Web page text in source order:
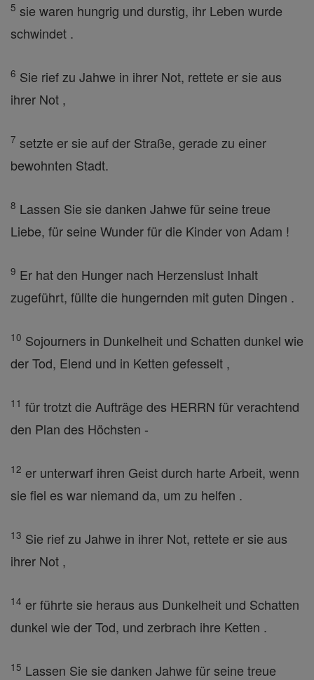
5 sie waren hungrig und durstig, ihr Leben wurde
schwindet .
6 Sie rief zu Jahwe in ihrer Not, rettete er sie aus
ihrer Not ,
7 setzte er sie auf der Straße, gerade zu einer
bewohnten Stadt.
8 Lassen Sie sie danken Jahwe für seine treue
Liebe, für seine Wunder für die Kinder von Adam !
9 Er hat den Hunger nach Herzenslust Inhalt
zugeführt, füllte die hungernden mit guten Dingen .
10 Sojourners in Dunkelheit und Schatten dunkel wie
der Tod, Elend und in Ketten gefesselt ,
11 für trotzt die Aufträge des HERRN für verachtend
den Plan des Höchsten -
12 er unterwarf ihren Geist durch harte Arbeit, wenn
sie fiel es war niemand da, um zu helfen .
13 Sie rief zu Jahwe in ihrer Not, rettete er sie aus
ihrer Not ,
14 er führte sie heraus aus Dunkelheit und Schatten
dunkel wie der Tod, und zerbrach ihre Ketten .
15 Lassen Sie sie danken Jahwe für seine treue